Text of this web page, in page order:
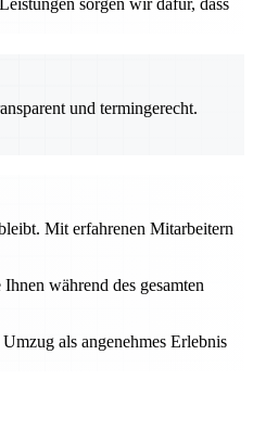
sorgen wir dafür, dass
und termingerecht.
Mit erfahrenen Mitarbeitern
während des gesamten
als angenehmes Erlebnis